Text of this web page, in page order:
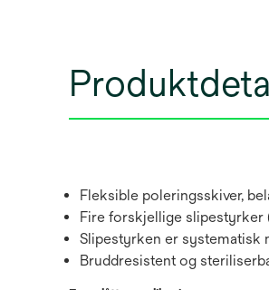
Fleksible poleringsskiver,
Fire forskjellige slipestyrker
Slipestyrken er systematisk
Bruddresistent og